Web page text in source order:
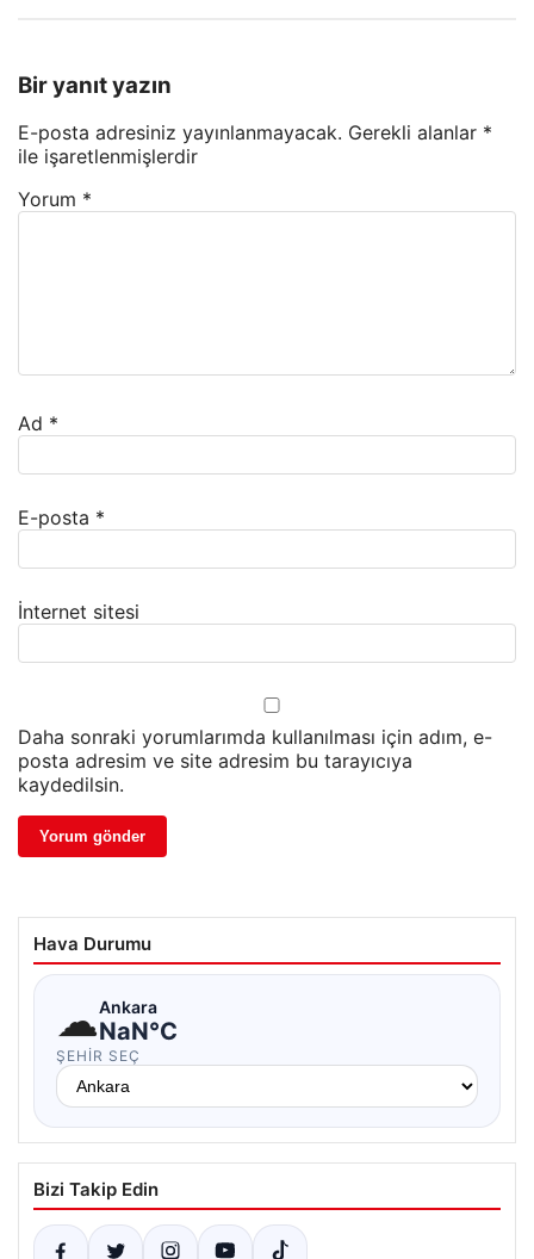
Bir yanıt yazın
E-posta adresiniz yayınlanmayacak. Gerekli alanlar *
ile işaretlenmişlerdir
Yorum *
Ad *
E-posta *
İnternet sitesi
Daha sonraki yorumlarımda kullanılması için adım, e-
posta adresim ve site adresim bu tarayıcıya
kaydedilsin.
Hava Durumu
☁Ankara
NaN°C
ŞEHIR SEÇ
Bizi Takip Edin